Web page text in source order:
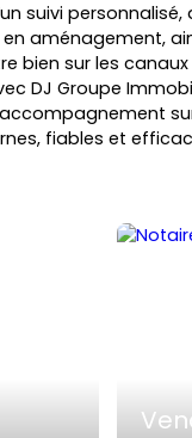
suivi personnalisé,
aménagement,
bien sur les canaux
DJ Groupe
fiables et